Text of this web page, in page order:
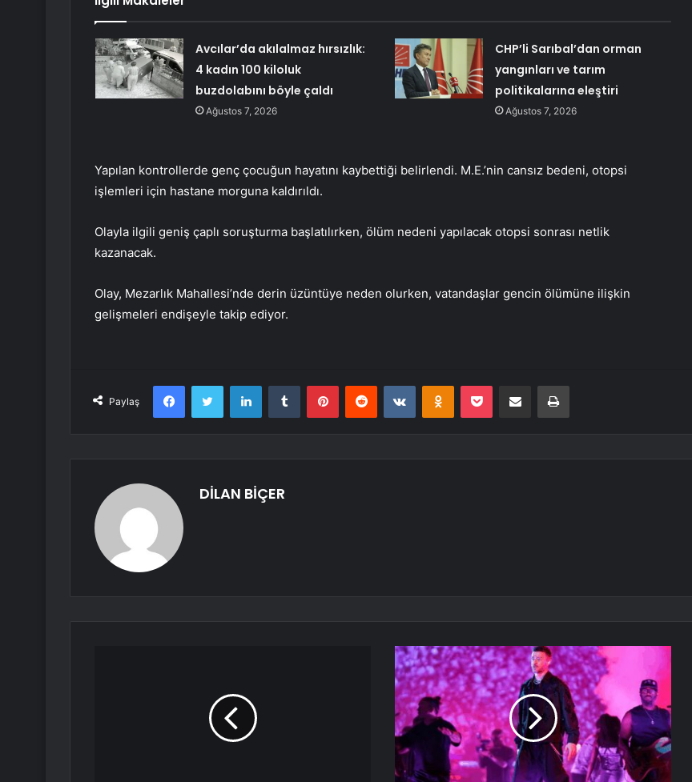
Avcılar’da akılalmaz hırsızlık:
4 kadın 100 kiloluk
buzdolabını böyle çaldı
Ağustos 7, 2026
CHP’li Sarıbal’dan orman
yangınları ve tarım
politikalarına eleştiri
Ağustos 7, 2026
Yapılan kontrollerde genç çocuğun hayatını kaybettiği belirlendi. M.E.’nin cansız bedeni, otopsi
işlemleri için hastane morguna kaldırıldı.
Olayla ilgili geniş çaplı soruşturma başlatılırken, ölüm nedeni yapılacak otopsi sonrası netlik
kazanacak.
Olay, Mezarlık Mahallesi’nde derin üzüntüye neden olurken, vatandaşlar gencin ölümüne ilişkin
gelişmeleri endişeyle takip ediyor.
Paylaş
FacebookTwitter LinkedInTumblr PinterestReddit VKontakteOdnoklassniki
Pocket E-Posta ile paylaş Yazdır
DİLAN BİÇER